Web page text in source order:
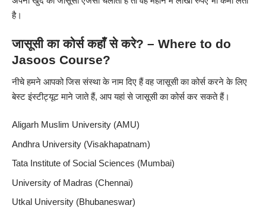
है।
जासूसी का कोर्स कहाँ से करे? – Where to do
Jasoos Course?
नीचे हमने आपको जिस संस्था के नाम दिए हैं वह जासूसी का कोर्स करने के लिए
बेस्ट इंस्टीट्यूट माने जाते हैं, आप यहां से जासूसी का कोर्स कर सकते हैं।
Aligarh Muslim University (AMU)
Andhra University (Visakhapatnam)
Tata Institute of Social Sciences (Mumbai)
University of Madras (Chennai)
Utkal University (Bhubaneswar)